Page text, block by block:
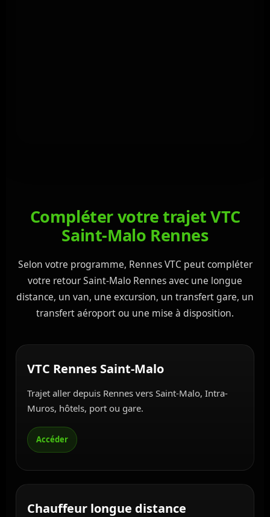
Compléter votre trajet VTC
Saint-Malo Rennes
Selon votre programme, Rennes VTC peut compléter
votre retour Saint-Malo Rennes avec une longue
distance, un van, une excursion, un transfert gare, un
transfert aéroport ou une mise à disposition.
VTC Rennes Saint-Malo
Trajet aller depuis Rennes vers Saint-Malo, Intra-
Muros, hôtels, port ou gare.
Chauffeur longue distance